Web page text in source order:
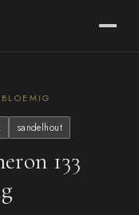
sandelhout
133